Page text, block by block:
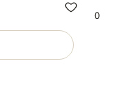
0